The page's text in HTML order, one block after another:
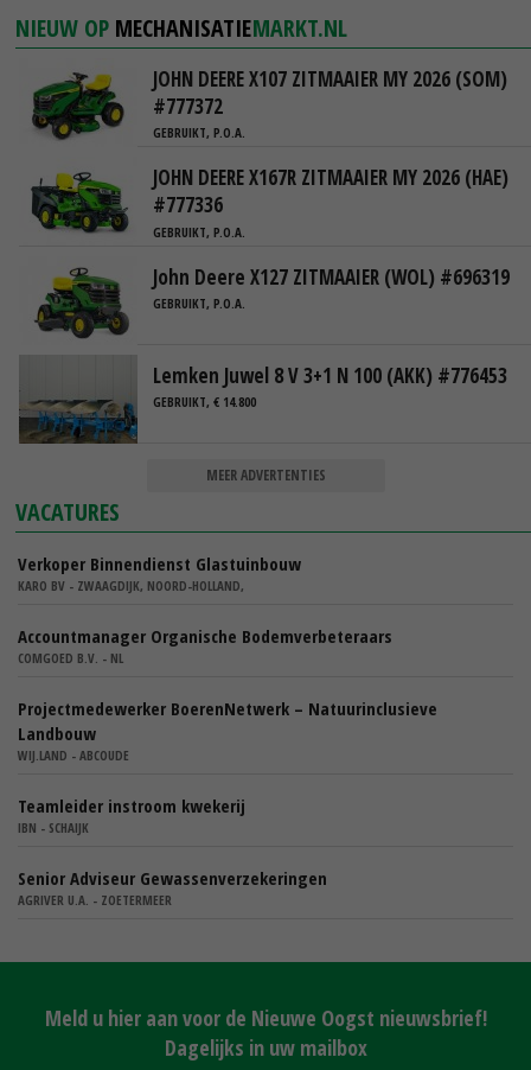
NIEUW OP MECHANISATIEMARKT.NL
JOHN DEERE X107 ZITMAAIER MY 2026 (SOM)
#777372
GEBRUIKT, P.O.A.
JOHN DEERE X167R ZITMAAIER MY 2026 (HAE)
#777336
GEBRUIKT, P.O.A.
John Deere X127 ZITMAAIER (WOL) #696319
GEBRUIKT, P.O.A.
Lemken Juwel 8 V 3+1 N 100 (AKK) #776453
GEBRUIKT, € 14.800
MEER ADVERTENTIES
VACATURES
Verkoper Binnendienst Glastuinbouw
KARO BV - ZWAAGDIJK, NOORD-HOLLAND,
Accountmanager Organische Bodemverbeteraars
COMGOED B.V. - NL
Projectmedewerker BoerenNetwerk – Natuurinclusieve
Landbouw
WIJ.LAND - ABCOUDE
Teamleider instroom kwekerij
IBN - SCHAIJK
Senior Adviseur Gewassenverzekeringen
AGRIVER U.A. - ZOETERMEER
Meld u hier aan voor de Nieuwe Oogst nieuwsbrief!
Dagelijks in uw mailbox